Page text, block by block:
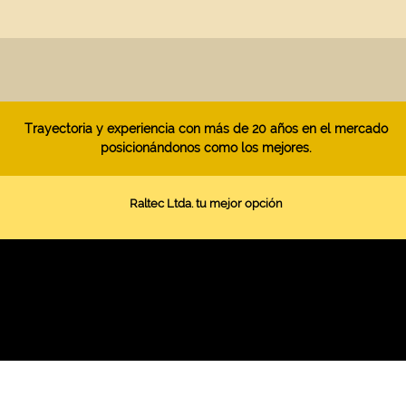
Raltec Ltda. tu mejor opción
Trayectoria y experiencia con más de 20 años en el mercado
posicionándonos como los mejores.